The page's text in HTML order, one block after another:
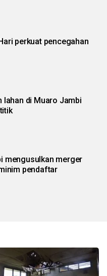
perkuat pencegahan
lahan di Muaro Jambi
mengusulkan merger
pendaftar